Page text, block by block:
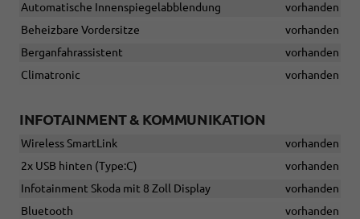
Automatische Innenspiegelabblendung
vorhanden
Beheizbare Vordersitze
vorhanden
Berganfahrassistent
vorhanden
Climatronic
vorhanden
INFOTAINMENT & KOMMUNIKATION
Wireless SmartLink
vorhanden
2x USB hinten (Type:C)
vorhanden
Infotainment Skoda mit 8 Zoll Display
vorhanden
Bluetooth
vorhanden